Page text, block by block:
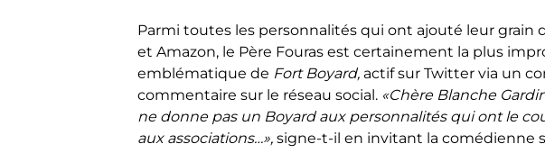
Parmi toutes les personnalités qui ont ajouté leur grain
et Amazon, le Père Fouras est certainement la plus
emblématique de Fort Boyard, actif sur Twitter via un
commentaire sur le réseau social. «Chère Blanche
ne donne pas un Boyard aux personnalités qui ont le
aux associations…», signe-t-il en invitant la comédienne